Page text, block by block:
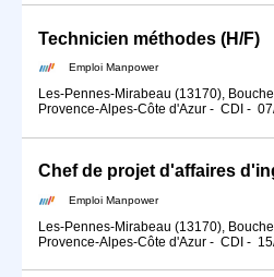
Technicien méthodes (H/F)
Emploi Manpower
Les-Pennes-Mirabeau (13170),
Provence-Alpes-Côte d'Azur - CDI -
Emploi Manpower
Les-Pennes-Mirabeau (13170),
Provence-Alpes-Côte d'Azur - CDI -